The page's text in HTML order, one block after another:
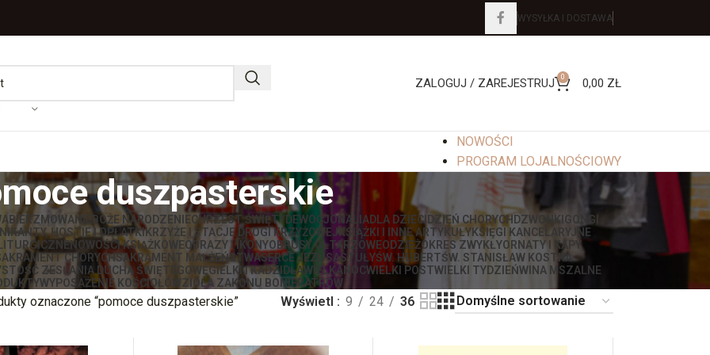
WYSYŁKA I DOSTAWA
ZALOGUJ / ZAREJESTRUJ 0 0,00 ZŁ
NOWOŚCI
PROGRAM LOJALNOŚCIOWY
duszpasterskie
BIERZMOWANIE BOŻE NARODZENIECHRZEST ŚWIĘTYDEWOCJONALIADLA DZIECI DZIEŃ CHORYCH DZWONKI GONGI
HOSTIE I OPŁATKIKRZYŻE I STACJE DROGI KRZYŻOWEJKSIĄŻKI I INNE ARTYKUŁYKSIĘGI KANCELARYJNE
NOWOŚCI KSIĄŻKOWEOBRAZY I IKONYOBRUSY OŁTARZOWEODZIEŻOKRES ZWYKŁYORNATY I KAPY
CHORYCHSAKRAMENT MAŁŻEŃSTWASERCE JEZUSASTUŁYŚW. HUBERTŚW. STANISŁAW KOSTKA
ZESŁANIA DUCHA ŚWIĘTEGO WĘGIELKI I KADZIDŁAWIELKANOCWIELKI POSTWIELKI TYDZIEŃWINA MSZALNE
WYPOSAŻENIE KOŚCIOŁÓWZIOŁA ZAKONU BONIFRATRÓW
oznaczone “pomoce duszpasterskie” Wyświetl 9 24 36